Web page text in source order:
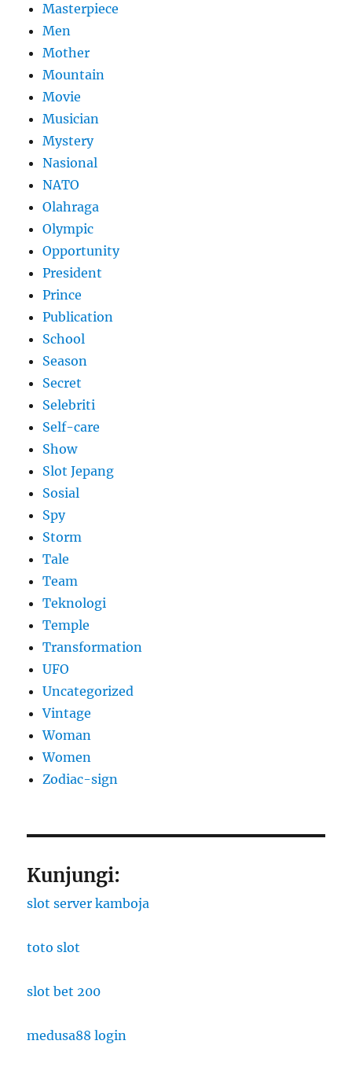
Masterpiece
Men
Mother
Mountain
Movie
Musician
Mystery
Nasional
NATO
Olahraga
Olympic
Opportunity
President
Prince
Publication
School
Season
Secret
Selebriti
Self-care
Show
Slot Jepang
Sosial
Spy
Storm
Tale
Team
Teknologi
Temple
Transformation
UFO
Uncategorized
Vintage
Woman
Women
Zodiac-sign
Kunjungi:
slot server kamboja
toto slot
slot bet 200
medusa88 login